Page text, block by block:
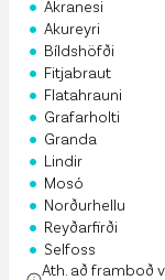
Akranesi
• Akureyri
• Bíldshöfði
• Fitjabraut
• Flatahrauni
• Grafarholti
• Granda
• Lindir
• Mosó
• Norðurhellu
• Reyðarfirði
• Selfoss
Ath. að framboð